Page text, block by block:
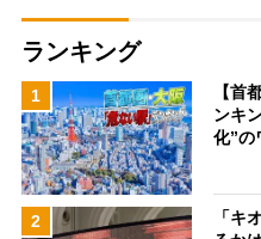
ランキング
1
【首
ンキ
化”
2
「キ